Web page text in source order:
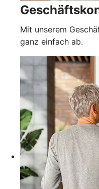
Mit unserem
ganz einfach ab.